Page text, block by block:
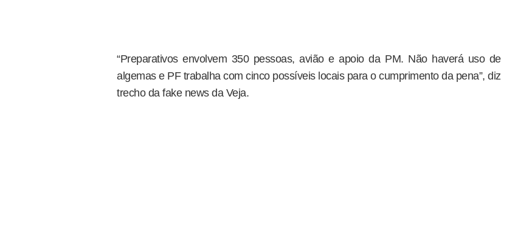
“Preparativos envolvem 350 pessoas, avião e apoio da PM. Não haverá uso de
algemas e PF trabalha com cinco possíveis locais para o cumprimento da pena”, diz
trecho da fake news da Veja.